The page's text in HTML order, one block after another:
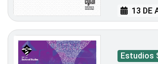
13 DE
Estudios